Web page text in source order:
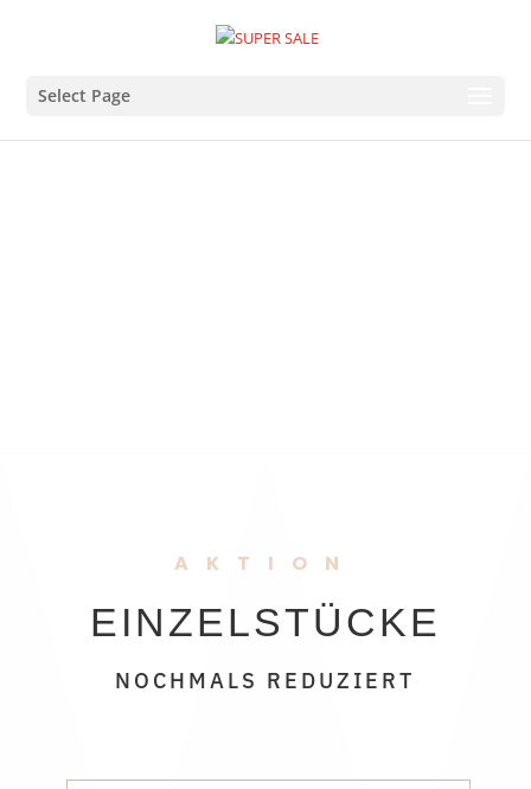
Select Page
EXTREM REDUZIERT
AKTION
EINZELSTÜCKE
NOCHMALS REDUZIERT